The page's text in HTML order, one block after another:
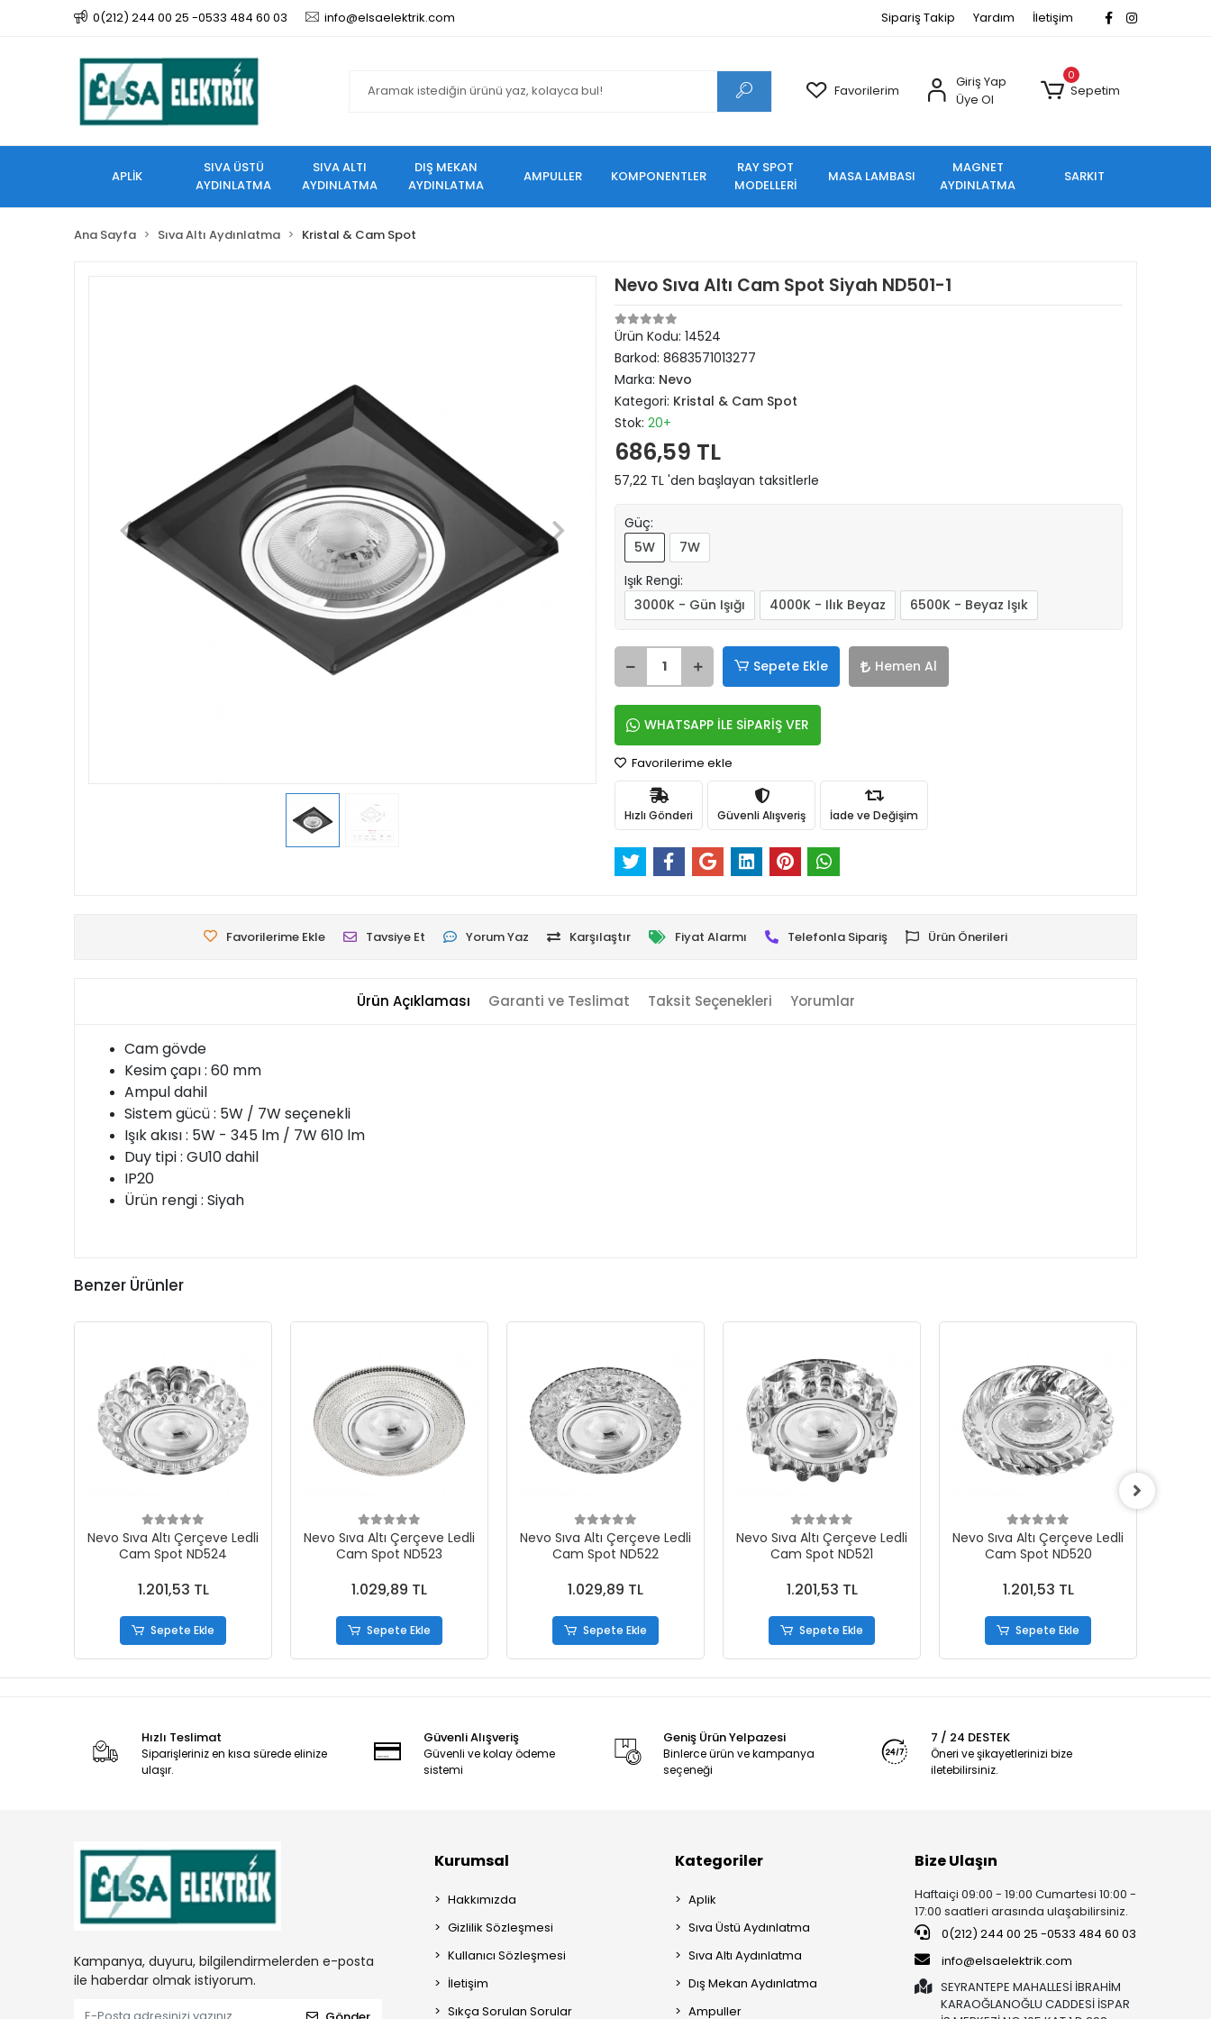
0(212) 244 00 25 -0533 484 60 03 info@elsaelektrik.com Sipariş Takip Yardım İletişim
Favorilerim
Giriş Yap
Üye Ol
0
Sepetim
APLİK
SIVA ÜSTÜ
AYDINLATMA
SIVA ALTI
AYDINLATMA
DIŞ MEKAN
AYDINLATMA
AMPULLER KOMPONENTLER
RAY SPOT
MODELLERİ
MASA LAMBASI
MAGNET
AYDINLATMA
SARKIT
Ana Sayfa Sıva Altı Aydınlatma Kristal & Cam Spot
Nevo Sıva Altı Cam Spot Siyah ND501-1
Ürün Kodu: 14524
Barkod: 8683571013277
Marka: Nevo
Kategori: Kristal & Cam Spot
Stok: 20+
686,59 TL
57,22 TL 'den başlayan taksitlerle
Güç:
5W
7W
Işık Rengi:
3000K - Gün Işığı
4000K - Ilık Beyaz 6500K - Beyaz Işık
Sepete Ekle Hemen Al
WHATSAPP İLE SİPARİŞ VER
Favorilerime ekle
Hızlı Gönderi Güvenli Alışveriş İade ve Değişim
Favorilerime Ekle Tavsiye Et Yorum Yaz Karşılaştır Fiyat Alarmı Telefonla Sipariş Ürün Önerileri
Ürün Açıklaması Garanti ve Teslimat Taksit Seçenekleri Yorumlar
Cam gövde
Kesim çapı : 60 mm
Ampul dahil
Sistem gücü : 5W / 7W seçenekli
Işık akısı : 5W - 345 lm / 7W 610 lm
Duy tipi : GU10 dahil
IP20
Ürün rengi : Siyah
Benzer Ürünler
Nevo Sıva Altı Çerçeve Ledli
Cam Spot ND524
1.201,53 TL
Sepete Ekle
Nevo Sıva Altı Çerçeve Ledli
Cam Spot ND523
1.029,89 TL
Sepete Ekle
Nevo Sıva Altı Çerçeve Ledli
Cam Spot ND522
1.029,89 TL
Sepete Ekle
Nevo Sıva Altı Çerçeve Ledli
Cam Spot ND521
1.201,53 TL
Sepete Ekle
Nevo Sıva Altı Çerçeve Ledli
Cam Spot ND520
1.201,53 TL
Sepete Ekle
Hızlı Teslimat
Siparişleriniz en kısa sürede elinize
ulaşır.
Güvenli Alışveriş
Güvenli ve kolay ödeme
sistemi
Geniş Ürün Yelpazesi
Binlerce ürün ve kampanya
seçeneği
7 / 24 DESTEK
Öneri ve şikayetlerinizi bize
iletebilirsiniz.
Kampanya, duyuru, bilgilendirmelerden e-posta
ile haberdar olmak istiyorum.
Kurumsal
Hakkımızda
Gizlilik Sözleşmesi
Kullanıcı Sözleşmesi
İletişim
Sıkça Sorulan Sorular
Kategoriler
Aplik
Sıva Üstü Aydınlatma
Sıva Altı Aydınlatma
Dış Mekan Aydınlatma
Ampuller
Bize Ulaşın
Haftaiçi 09:00 - 19:00 Cumartesi 10:00 -
17:00 saatleri arasında ulaşabilirsiniz.
0(212) 244 00 25 -0533 484 60 03
info@elsaelektrik.com
SEYRANTEPE MAHALLESİ İBRAHİM
KARAOĞLANOĞLU CADDESİ İSPAR